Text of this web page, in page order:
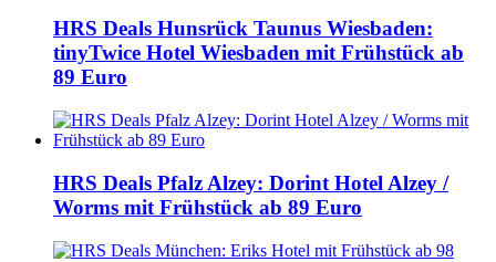
HRS Deals Hunsrück Taunus Wiesbaden:
tinyTwice Hotel Wiesbaden mit Frühstück ab
89 Euro
HRS Deals Pfalz Alzey: Dorint Hotel Alzey /
Worms mit Frühstück ab 89 Euro